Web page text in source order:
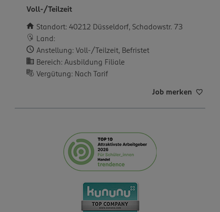
Voll-/Teilzeit
Standort: 40212 Düsseldorf, Schadowstr. 73
Land:
Anstellung: Voll-/Teilzeit, Befristet
Bereich: Ausbildung Filiale
Vergütung: Nach Tarif
Job merken